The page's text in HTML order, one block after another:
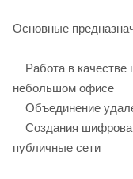
Основные
Работа в качестве
небольшом офисе
Объединение
Создания
публичные сети